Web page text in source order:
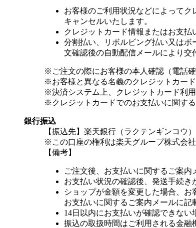
お客様のご利用状況などによって
キャンセルいたします。
クレジットカード情報またはお支払
分割払い、リボルビング払い又はボ
文確認後の自動配信メールにより交
※ご注文の際にお客様の本人確認（電話
※お客様と異なる名義のクレジットカー
※決済システム上、クレジットカード利
※クレジットカードでのお支払いに関す
銀行振込
【振込先】楽天銀行（ラクテンギンコウ
※この口座の権利は楽天グループ株式会社
【備考】
ご注文後、お支払いに関するご案内
お支払い状況の確認後、発送手続き
ショップが金額を変更した場合、お
お支払いに関するご案内メールに記
14日以内にお支払いが確認できない
振込の取扱時間はご利用される金